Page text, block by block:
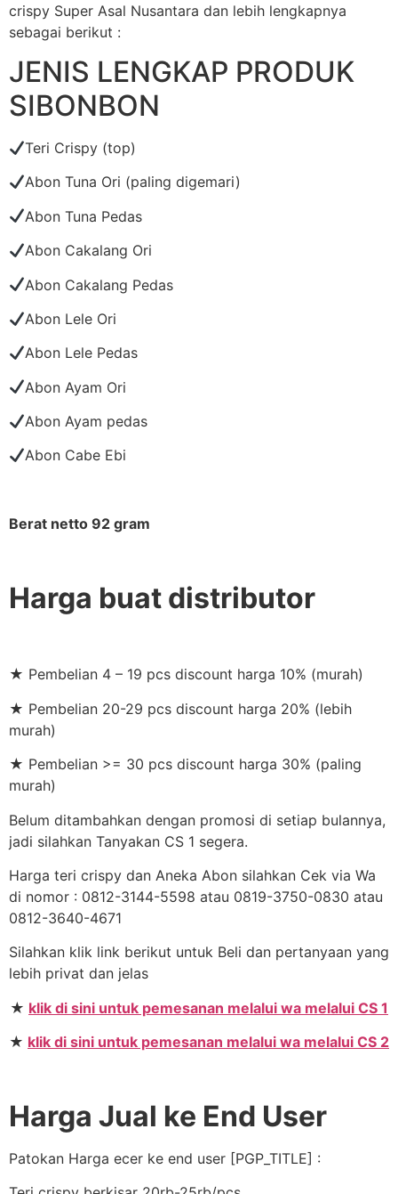
crispy Super Asal Nusantara dan lebih lengkapnya
sebagai berikut :
JENIS LENGKAP PRODUK
SIBONBON
Teri Crispy (top)
Abon Tuna Ori (paling digemari)
Abon Tuna Pedas
Abon Cakalang Ori
Abon Cakalang Pedas
Abon Lele Ori
Abon Lele Pedas
Abon Ayam Ori
Abon Ayam pedas
Abon Cabe Ebi
Berat netto 92 gram
Harga buat distributor
★ Pembelian 4 – 19 pcs discount harga 10% (murah)
★ Pembelian 20-29 pcs discount harga 20% (lebih
murah)
★ Pembelian >= 30 pcs discount harga 30% (paling
murah)
Belum ditambahkan dengan promosi di setiap bulannya,
jadi silahkan Tanyakan CS 1 segera.
Harga teri crispy dan Aneka Abon silahkan Cek via Wa
di nomor : 0812-3144-5598 atau 0819-3750-0830 atau
0812-3640-4671
Silahkan klik link berikut untuk Beli dan pertanyaan yang
lebih privat dan jelas
★ klik di sini untuk pemesanan melalui wa melalui CS 1
★ klik di sini untuk pemesanan melalui wa melalui CS 2
Harga Jual ke End User
Patokan Harga ecer ke end user [PGP_TITLE] :